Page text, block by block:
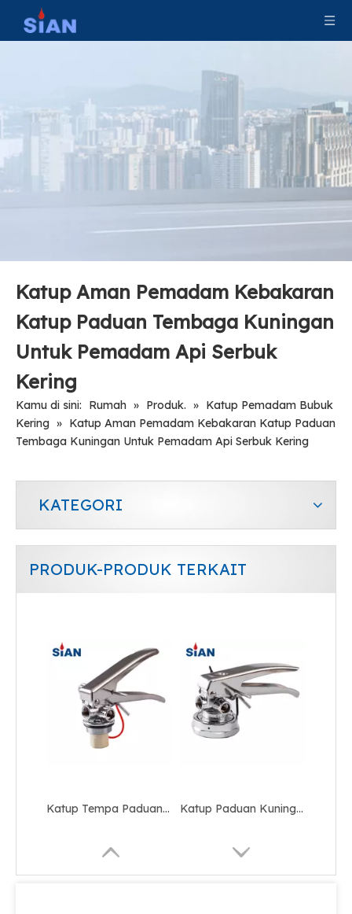
Katup Aman Pemadam Kebakaran
Katup Paduan Tembaga Kuningan
Untuk Pemadam Api Serbuk
Kering
Kamu di sini: Rumah » Produk. » Katup Pemadam Bubuk
Kering » Katup Aman Pemadam Kebakaran Katup Paduan
Tembaga Kuningan Untuk Pemadam Api Serbuk Kering
KATEGORI
PRODUK-PRODUK TERKAIT
Aman Kering Bubuk Pemadam Kebakaran Katup Tembaga Kuningan
Katup Tempa Paduan Tembaga yang Andal untuk Pemadam Api Serbuk Kering
Katup Pemadam Api Bubuk Kering ABC Sertifikasi CE Katup Api Kuningan Untuk Pemadam Api Serbuk Kering